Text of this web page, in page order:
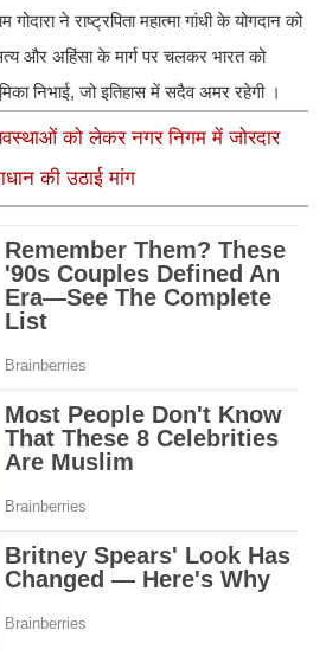
गोदारा ने राष्ट्रपिता महात्मा गांधी के योगदान को
और अहिंसा के मार्ग पर चलकर भारत को
निभाई, जो इतिहास में सदैव अमर रहेगी ।
को लेकर नगर निगम में जोरदार
की उठाई मांग